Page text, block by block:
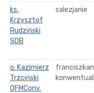
ks.
Krzysztof
Rudziński
SDB
salezjanie
o. Kazimierz
Trzciński
OFMConv.